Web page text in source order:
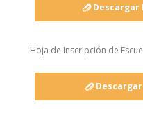
Descargar
Hoja de Inscripción de